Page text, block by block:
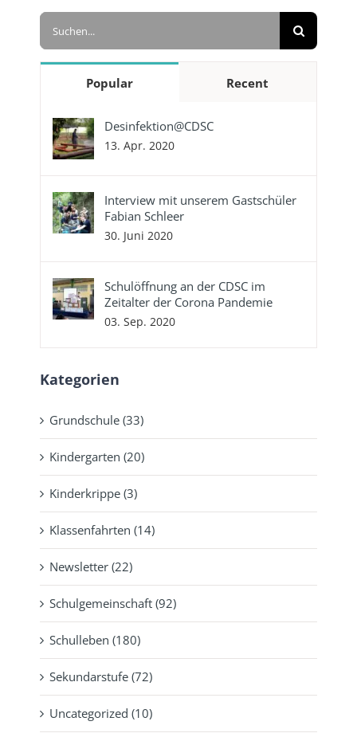
Suche
Popular Recent
Desinfektion@CDSC
13. Apr. 2020
Interview mit unserem Gastschüler
Fabian Schleer
30. Juni 2020
Schulöffnung an der CDSC im
Zeitalter der Corona Pandemie
03. Sep. 2020
Kategorien
Grundschule (33)
Kindergarten (20)
Kinderkrippe (3)
Klassenfahrten (14)
Newsletter (22)
Schulgemeinschaft (92)
Schulleben (180)
Sekundarstufe (72)
Uncategorized (10)